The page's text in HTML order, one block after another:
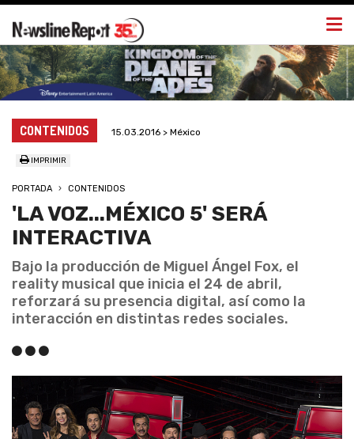
CONTENIDOS 15.03.2016 > México
IMPRIMIR
PORTADA CONTENIDOS
'LA VOZ...MÉXICO 5' SERÁ
INTERACTIVA
Bajo la producción de Miguel Ángel Fox, el
reality musical que inicia el 24 de abril,
reforzará su presencia digital, así como la
interacción en distintas redes sociales.